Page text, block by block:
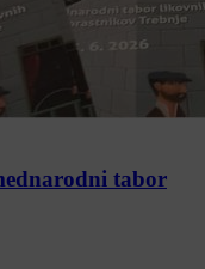
tabor